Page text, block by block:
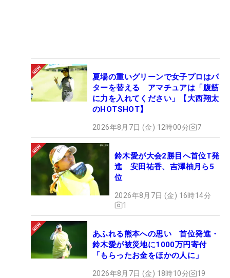
夏場の重いグリーンで女子プロはパ
ターを替える アマチュアは「腹筋
に力を入れてください」【大西翔太
のHOTSHOT】
2026年8月7日 (金) 12時00分 7
鈴木愛が大会2勝目へ首位T発
進 安田祐香、吉澤柚月ら5
位
2026年8月7日 (金) 16時14分
1
あふれる熊本への思い 首位発進・
鈴木愛が被災地に1000万円寄付
「もらったお金をほかの人に」
2026年8月7日 (金) 18時10分 19